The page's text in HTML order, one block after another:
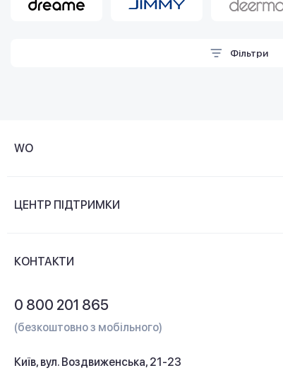
Фільтри
WO
Контакти
ЦЕНТР ПІДТРИМКИ
КОНТАКТИ
0 800 201 865
(безкоштовно з мобільного)
Київ, вул. Воздвиженська, 21-23